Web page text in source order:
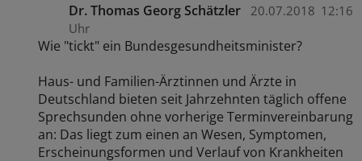
Dr. Thomas Georg Schätzler 20.07.2018 12:16
Uhr
Wie "tickt" ein Bundesgesundheitsminister?
Haus- und Familien-Ärztinnen und Ärzte in
Deutschland bieten seit Jahrzehnten täglich offene
Sprechsunden ohne vorherige Terminvereinbarung
an: Das liegt zum einen an Wesen, Symptomen,
Erscheinungsformen und Verlauf von Krankheiten